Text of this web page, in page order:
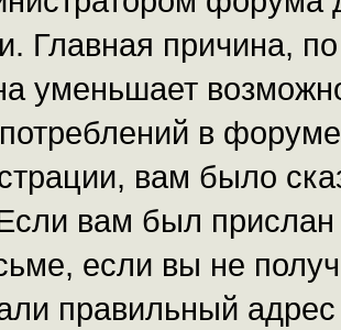
Главная причина,
уменьшает
в
вам было
вам был
если вы не
правильный